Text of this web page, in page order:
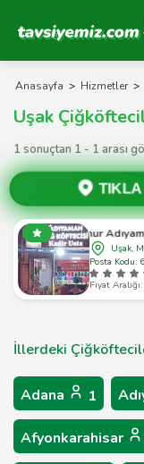
Tavsiyemiz
Anasayfa > Hizmetler >
Uşak
1 sonuçtan 1 - 1 arası
Meşhur
Uşak,
Posta Kodu:
Fiyat
İllerdeki
Adana 1
Afyonkarahisar